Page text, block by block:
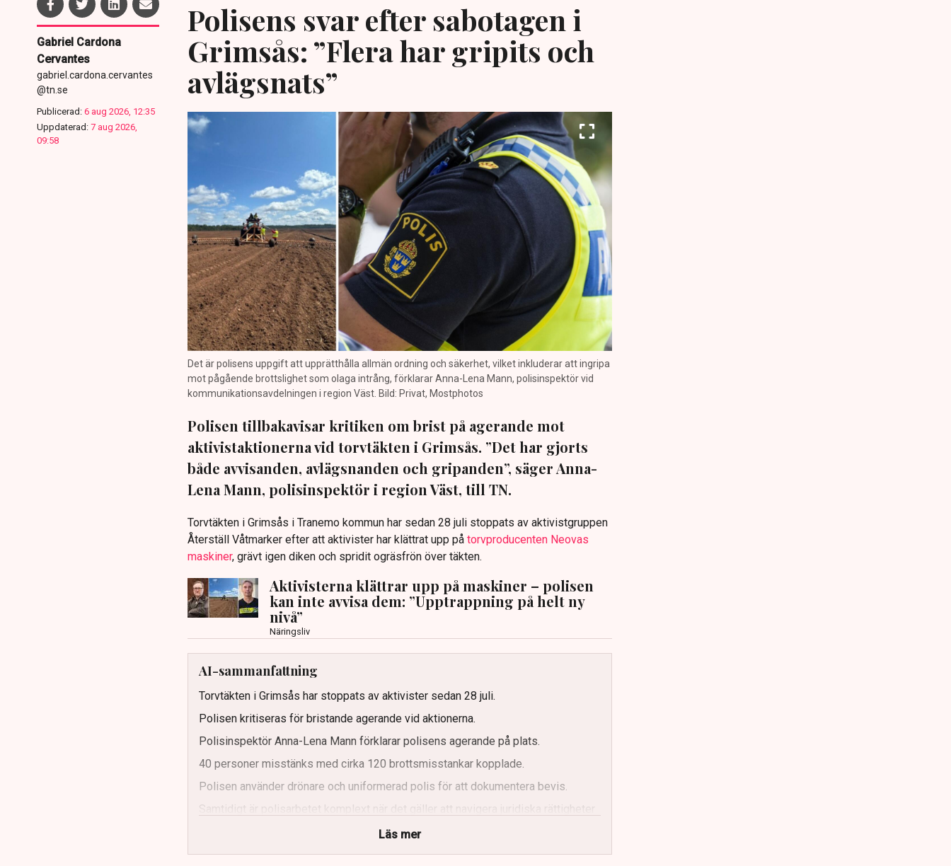
Gabriel Cardona
Cervantes
gabriel.cardona.cervantes
@tn.se
Publicerad: 6 aug 2026, 12:35
Uppdaterad: 7 aug 2026,
09:58
Polisens svar efter sabotagen i
Grimsås: ”Flera har gripits och
avlägsnats”
Det är polisens uppgift att upprätthålla allmän ordning och säkerhet, vilket inkluderar att ingripa
mot pågående brottslighet som olaga intrång, förklarar Anna-Lena Mann, polisinspektör vid
kommunikationsavdelningen i region Väst. Bild: Privat, Mostphotos
Polisen tillbakavisar kritiken om brist på agerande mot
aktivistaktionerna vid torvtäkten i Grimsås. ”Det har gjorts
både avvisanden, avlägsnanden och gripanden”, säger Anna-
Lena Mann, polisinspektör i region Väst, till TN.
Torvtäkten i Grimsås i Tranemo kommun har sedan 28 juli stoppats av aktivistgruppen
Återställ Våtmarker efter att aktivister har klättrat upp påtorvproducenten Neovas
maskiner, grävt igen diken och spridit ogräsfrön över täkten.
Aktivisterna klättrar upp på maskiner – polisen
kan inte avvisa dem: ”Upptrappning på helt ny
nivå”
Näringsliv
AI-sammanfattning
Torvtäkten i Grimsås har stoppats av aktivister sedan 28 juli.
Polisen kritiseras för bristande agerande vid aktionerna.
Polisinspektör Anna-Lena Mann förklarar polisens agerande på plats.
40 personer misstänks med cirka 120 brottsmisstankar kopplade.
Polisen använder drönare och uniformerad polis för att dokumentera bevis.
Samtidigt är polisarbetet komplext när det gäller att navigera juridiska rättigheter
Läs mer